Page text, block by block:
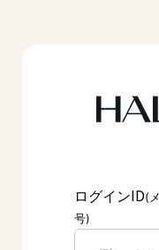
ログインID(
号)